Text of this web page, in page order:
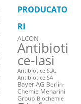
PRODUCATO
RI
ALCON
Antibioti
ce-Iasi
Antibiotice S.A.
Antibiotice SA
Bayer AG Berlin-
Chemie Menarini
Group Biochemie